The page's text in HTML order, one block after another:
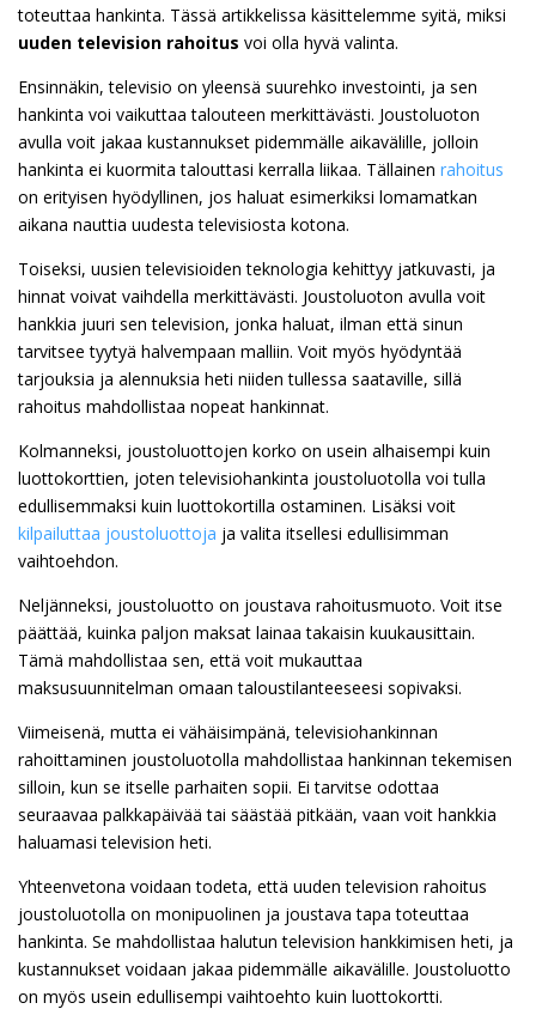
toteuttaa hankinta. Tässä artikkelissa käsittelemme syitä, miksi
uuden television rahoitus voi olla hyvä valinta.
Ensinnäkin, televisio on yleensä suurehko investointi, ja sen
hankinta voi vaikuttaa talouteen merkittävästi. Joustoluoton
avulla voit jakaa kustannukset pidemmälle aikavälille, jolloin
hankinta ei kuormita talouttasi kerralla liikaa. Tällainen rahoitus
on erityisen hyödyllinen, jos haluat esimerkiksi lomamatkan
aikana nauttia uudesta televisiosta kotona.
Toiseksi, uusien televisioiden teknologia kehittyy jatkuvasti, ja
hinnat voivat vaihdella merkittävästi. Joustoluoton avulla voit
hankkia juuri sen television, jonka haluat, ilman että sinun
tarvitsee tyytyä halvempaan malliin. Voit myös hyödyntää
tarjouksia ja alennuksia heti niiden tullessa saataville, sillä
rahoitus mahdollistaa nopeat hankinnat.
Kolmanneksi, joustoluottojen korko on usein alhaisempi kuin
luottokorttien, joten televisiohankinta joustoluotolla voi tulla
edullisemmaksi kuin luottokortilla ostaminen. Lisäksi voit
kilpailuttaa joustoluottoja ja valita itsellesi edullisimman
vaihtoehdon.
Neljänneksi, joustoluotto on joustava rahoitusmuoto. Voit itse
päättää, kuinka paljon maksat lainaa takaisin kuukausittain.
Tämä mahdollistaa sen, että voit mukauttaa
maksusuunnitelman omaan taloustilanteeseesi sopivaksi.
Viimeisenä, mutta ei vähäisimpänä, televisiohankinnan
rahoittaminen joustoluotolla mahdollistaa hankinnan tekemisen
silloin, kun se itselle parhaiten sopii. Ei tarvitse odottaa
seuraavaa palkkapäivää tai säästää pitkään, vaan voit hankkia
haluamasi television heti.
Yhteenvetona voidaan todeta, että uuden television rahoitus
joustoluotolla on monipuolinen ja joustava tapa toteuttaa
hankinta. Se mahdollistaa halutun television hankkimisen heti, ja
kustannukset voidaan jakaa pidemmälle aikavälille. Joustoluotto
on myös usein edullisempi vaihtoehto kuin luottokortti.